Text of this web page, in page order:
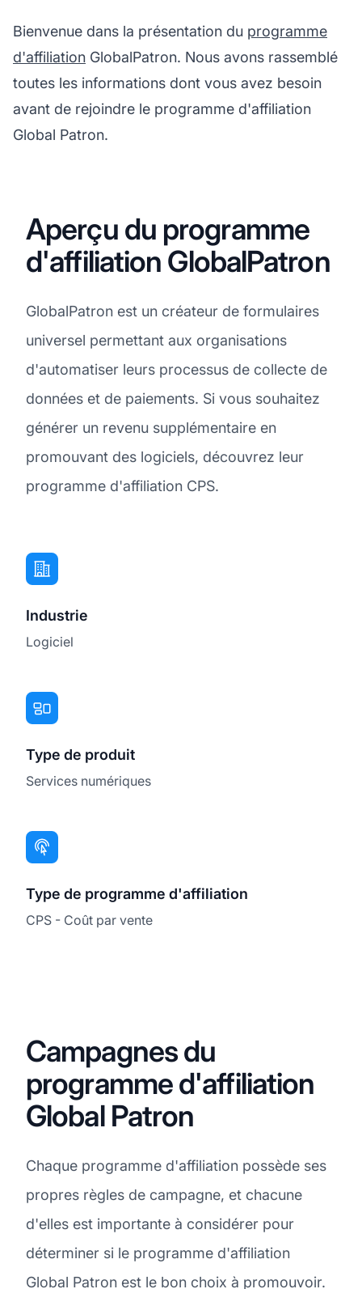
Bienvenue dans la présentation du programme
d'affiliation GlobalPatron. Nous avons rassemblé
toutes les informations dont vous avez besoin
avant de rejoindre le programme d'affiliation
Global Patron.
Aperçu du programme
d'affiliation GlobalPatron
GlobalPatron est un créateur de formulaires
universel permettant aux organisations
d'automatiser leurs processus de collecte de
données et de paiements. Si vous souhaitez
générer un revenu supplémentaire en
promouvant des logiciels, découvrez leur
programme d'affiliation CPS.
Industrie
Logiciel
Type de produit
Services numériques
Type de programme d'affiliation
CPS - Coût par vente
Campagnes du
programme d'affiliation
Global Patron
Chaque programme d'affiliation possède ses
propres règles de campagne, et chacune
d'elles est importante à considérer pour
déterminer si le programme d'affiliation
Global Patron est le bon choix à promouvoir.